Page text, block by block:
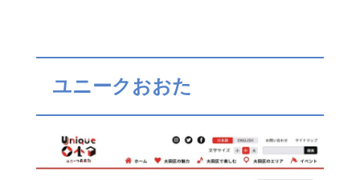
ユニークおおた